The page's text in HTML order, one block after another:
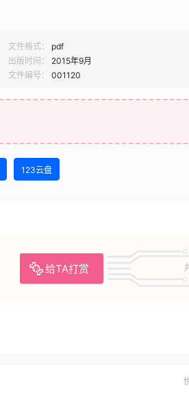
文件格式：
pdf
出版时间：
2015年9月
文件编号： 001120
123云盘
给TA打赏